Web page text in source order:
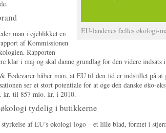
EU-landenes fælles økologi-
man i øjeblikket en
af Kommissionen
Rapporten
klar i maj og skal danne grundlag for den videre indsats
Fødevarer håber man, at EU til den tid er indstillet på
ser et stort potentiale for at øge den danske øko-
kr. til 857 mio. kr. i 2010.
tydelig i butikkerne
af EU’s økologi-logo – et lille blad, formet i